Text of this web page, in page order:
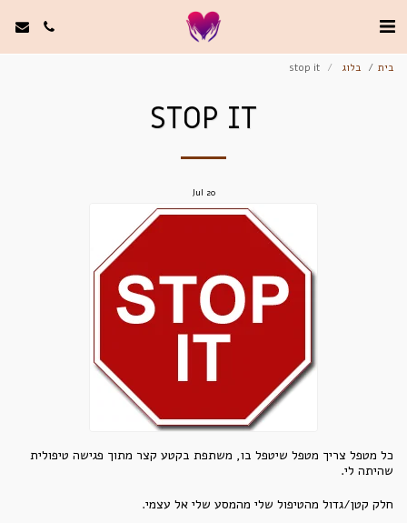
בית בלוג stop it
STOP IT
20
Jul
כל מטפל צריך מטפל שיטפל בו, משתפת בקטע קצר מתוך פגישה טיפולית
שהיתה לי.
חלק קטן/גדול מהטיפול שלי מהמסע שלי אל עצמי.